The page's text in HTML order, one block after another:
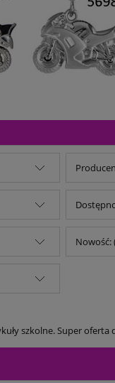
Nowość:
szkolne. Super oferta